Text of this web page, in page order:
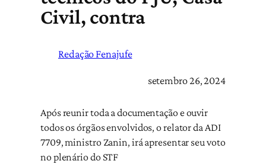
Civil, contra
Redação Fenajufe
setembro 26, 2024
Após reunir toda a documentação e ouvir
todos os órgãos envolvidos, o relator da ADI
7709, ministro Zanin, irá apresentar seu voto
no plenário do STF